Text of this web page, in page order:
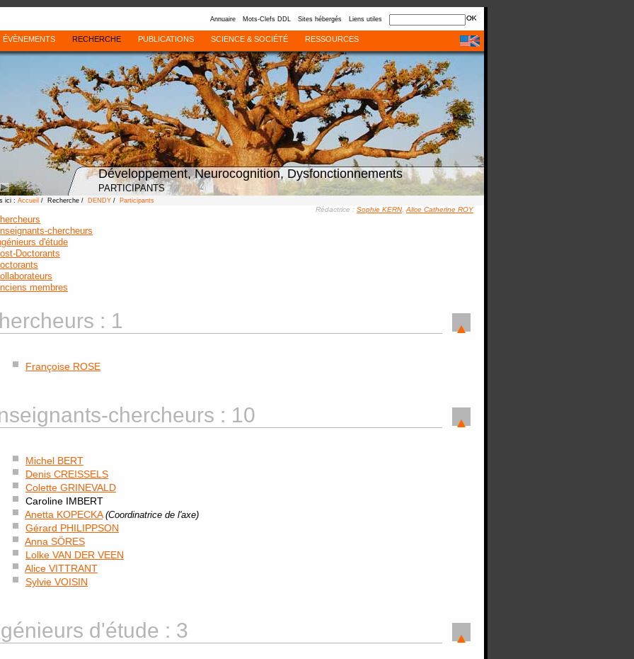
Annuaire Mots-Clefs DDL Sites hébergés Liens utiles
ÉVÈNEMENTS RECHERCHE PUBLICATIONS SCIENCE & SOCIÉTÉ RESSOURCES
Développement, Neurocognition, Dysfonctionnements
PARTICIPANTS
ici : Accueil / Recherche / DENDY / Participants
Rédactrice : Sophie KERN, Alice Catherine ROY
chercheurs
d'étude
Doctorants
membres
: 1
Françoise ROSE
chercheurs : 10
Michel BERT
Denis CREISSELS
Colette GRINEVALD
Caroline IMBERT
Anetta KOPECKA (Coordinatrice de l'axe)
Gérard PHILIPPSON
Anna SÖRES
Lolke VAN DER VEEN
Alice VITTRANT
Sylvie VOISIN
d'étude : 3